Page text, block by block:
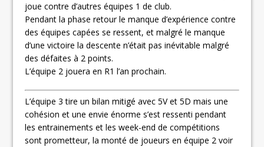
joue contre d’autres équipes 1 de club.
Pendant la phase retour le manque d’expérience contre
des équipes capées se ressent, et malgré le manque
d’une victoire la descente n’était pas inévitable malgré
des défaites à 2 points.
L’équipe 2 jouera en R1 l’an prochain.
L’équipe 3 tire un bilan mitigé avec 5V et 5D mais une
cohésion et une envie énorme s’est ressenti pendant
les entrainements et les week-end de compétitions
sont prometteur, la monté de joueurs en équipe 2 voir